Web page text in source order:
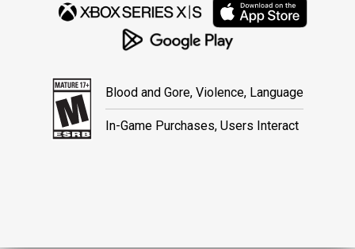
Blood and Gore, Violence, Language
In-Game Purchases, Users Interact